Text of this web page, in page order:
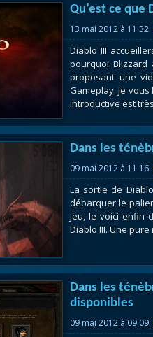
Qu’est ce que
13 mai 2012 à 11:32
Diablo III
pourquoi
proposant une
Gameplay. Je
introductive est
Dans les
09 mai 2012 à 11:16
La sortie de
débarquer le
jeu, le voici enfin
Diablo III. Une
Dans les
disponibles
09 mai 2012 à 09:09